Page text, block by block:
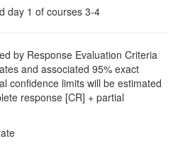
day 1 of courses 3-4
by Response Evaluation Criteria
and associated 95% exact
confidence limits will be estimated
response [CR] + partial